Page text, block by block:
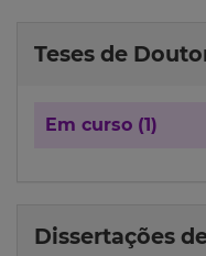
Teses de
Em curso (1)
Dissertações